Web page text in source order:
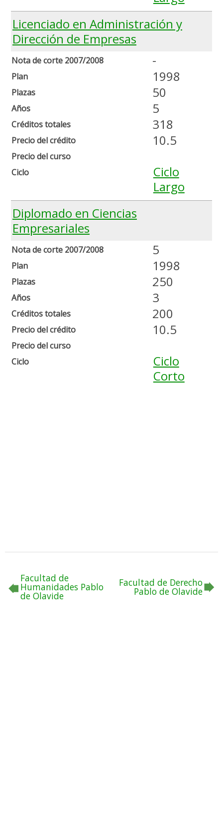
Licenciado en Administración y
Dirección de Empresas
Nota de corte 2007/2008
Plan
Plazas
Años
Créditos totales
Precio del crédito
Precio del curso
Ciclo
-
1998
50
5
318
10.5
Ciclo
Largo
Diplomado en Ciencias
Empresariales
Nota de corte 2007/2008
Plan
Plazas
Años
Créditos totales
Precio del crédito
Precio del curso
Ciclo
5
1998
250
3
200
10.5
Ciclo
Corto
Facultad de
Humanidades Pablo
de Olavide
Facultad de Derecho
Pablo de Olavide